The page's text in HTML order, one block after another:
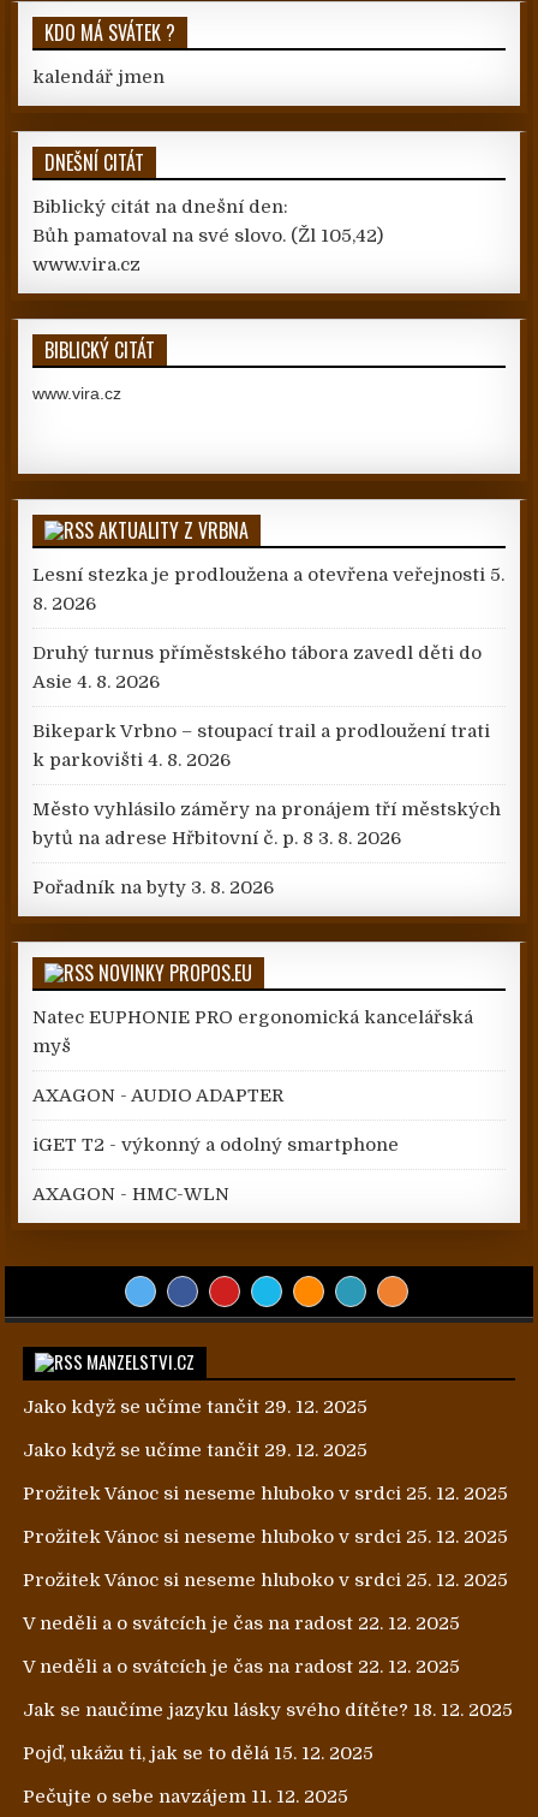
KDO MÁ SVÁTEK ?
kalendář jmen
DNEŠNÍ CITÁT
Biblický citát na dnešní den:
Bůh pamatoval na své slovo. (Žl 105,42)
www.vira.cz
BIBLICKÝ CITÁT
www.vira.cz
AKTUALITY Z VRBNA
Lesní stezka je prodloužena a otevřena veřejnosti 5.
8. 2026
Druhý turnus příměstského tábora zavedl děti do
Asie 4. 8. 2026
Bikepark Vrbno – stoupací trail a prodloužení trati
k parkovišti 4. 8. 2026
Město vyhlásilo záměry na pronájem tří městských
bytů na adrese Hřbitovní č. p. 8 3. 8. 2026
Pořadník na byty 3. 8. 2026
NOVINKY PROPOS.EU
Natec EUPHONIE PRO ergonomická kancelářská
myš
AXAGON - AUDIO ADAPTER
iGET T2 - výkonný a odolný smartphone
AXAGON - HMC-WLN
MANZELSTVI.CZ
Jako když se učíme tančit 29. 12. 2025
Jako když se učíme tančit 29. 12. 2025
Prožitek Vánoc si neseme hluboko v srdci 25. 12. 2025
Prožitek Vánoc si neseme hluboko v srdci 25. 12. 2025
Prožitek Vánoc si neseme hluboko v srdci 25. 12. 2025
V neděli a o svátcích je čas na radost 22. 12. 2025
V neděli a o svátcích je čas na radost 22. 12. 2025
Jak se naučíme jazyku lásky svého dítěte? 18. 12. 2025
Pojď, ukážu ti, jak se to dělá 15. 12. 2025
Pečujte o sebe navzájem 11. 12. 2025